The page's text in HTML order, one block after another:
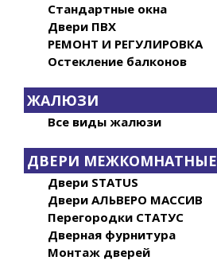
Стандартные окна
Двери ПВХ
РЕМОНТ И РЕГУЛИРОВКА
Остекление балконов
ЖАЛЮЗИ
Все виды жалюзи
ДВЕРИ МЕЖКОМНАТНЫЕ
Двери STATUS
Двери АЛЬВЕРО МАССИВ
Перегородки СТАТУС
Дверная фурнитура
Монтаж дверей